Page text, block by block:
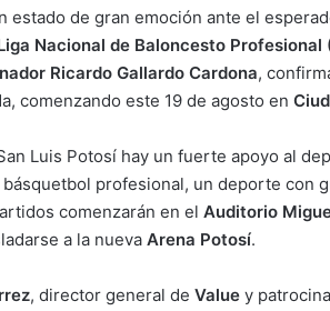
estado de gran emoción ante el
Nacional de Baloncesto Profesional
Ricardo Gallardo Cardona,
comenzando este 19 de agosto en
Luis Potosí hay un fuerte apoyo al
profesional, un deporte con
comenzarán en el Auditorio
a la nueva Arena Potosí.
, director general de Value y